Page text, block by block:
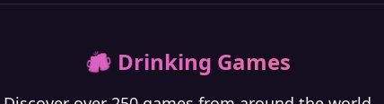
🍻 Drinking Games